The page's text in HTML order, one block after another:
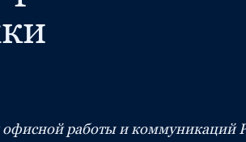
офисной работы и коммуникаций